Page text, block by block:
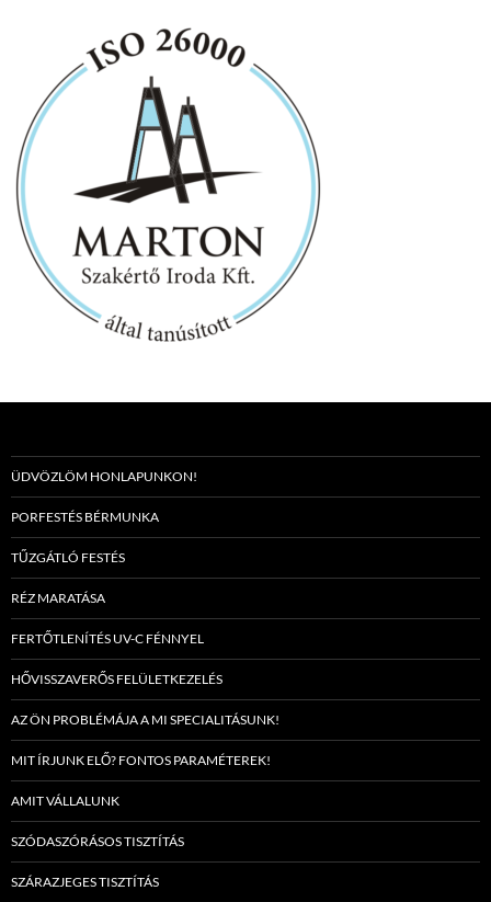
ÜDVÖZLÖM HONLAPUNKON!
PORFESTÉS BÉRMUNKA
TŰZGÁTLÓ FESTÉS
RÉZ MARATÁSA
FERTŐTLENÍTÉS UV-C FÉNNYEL
HŐVISSZAVERŐS FELÜLETKEZELÉS
AZ ÖN PROBLÉMÁJA A MI SPECIALITÁSUNK!
MIT ÍRJUNK ELŐ? FONTOS PARAMÉTEREK!
AMIT VÁLLALUNK
SZÓDASZÓRÁSOS TISZTÍTÁS
SZÁRAZJEGES TISZTÍTÁS